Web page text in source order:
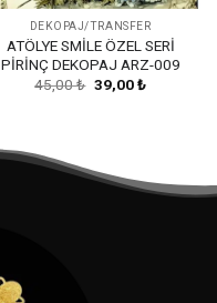
DEKOPAJ/TRANSFER
ATÖLYE SMİLE ÖZEL SERİ
PİRİNÇ DEKOPAJ ARZ-009
45,00₺ Orijinal
fiyat:
39,00₺Şu